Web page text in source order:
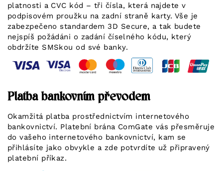
platnosti a CVC kód – tři čísla, která najdete v
podpisovém proužku na zadní straně karty. Vše je
zabezpečeno standardem 3D Secure, a tak budete
nejspíš požádáni o zadání číselného kódu, který
obdržíte SMSkou od své banky.
Platba bankovním převodem
Okamžitá platba prostřednictvím internetového
bankovnictví. Platební brána ComGate vás přesměruje
do vašeho internetového bankovnictví, kam se
přihlásíte jako obvykle a zde potvrdíte už připravený
platební příkaz.